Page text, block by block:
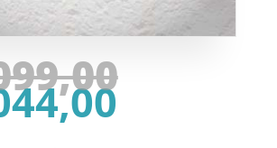
Den
var:
Den